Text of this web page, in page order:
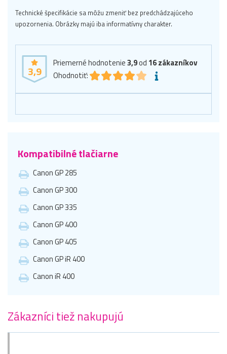
Technické špecifikácie sa môžu zmeniť bez predchádzajúceho
upozornenia. Obrázky majú iba informatívny charakter.
3,9
Priemerné hodnotenie3,9od 16zákazníkov
Ohodnotiť:
Kompatibilné tlačiarne
Canon GP 285
Canon GP 300
Canon GP 335
Canon GP 400
Canon GP 405
Canon GP iR 400
Canon iR 400
Zákazníci tiež nakupujú